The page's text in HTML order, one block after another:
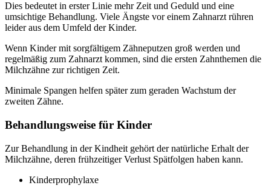
Dies bedeutet in erster Linie mehr Zeit und Geduld und eine
umsichtige Behandlung. Viele Ängste vor einem Zahnarzt rühren
leider aus dem Umfeld der Kinder.
Wenn Kinder mit sorgfältigem Zähneputzen groß werden und
regelmäßig zum Zahnarzt kommen, sind die ersten Zahnthemen die
Milchzähne zur richtigen Zeit.
Minimale Spangen helfen später zum geraden Wachstum der
zweiten Zähne.
Behandlungsweise für Kinder
Zur Behandlung in der Kindheit gehört der natürliche Erhalt der
Milchzähne, deren frühzeitiger Verlust Spätfolgen haben kann.
Kinderprophylaxe